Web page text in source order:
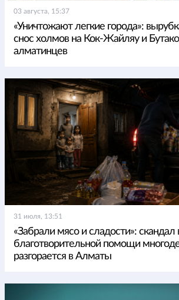
03 августа, 15:37
«Уничтожают легкие города»:
снос холмов на Кок-Жайляу и
алматинцев
31 июля, 13:51
«Забрали мясо и сладости»: скандал
благотворительной помощи
разгорается в Алматы